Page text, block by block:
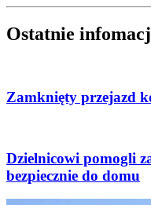
Ostatnie
Zamknięty przejazd
Dzielnicowi pomogli
bezpiecznie do domu